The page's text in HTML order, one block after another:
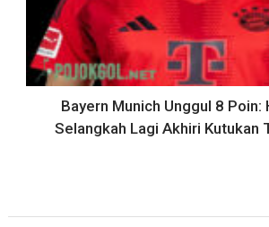
Bayern Munich Unggul 8 Poin:
Selangkah Lagi Akhiri Kutukan